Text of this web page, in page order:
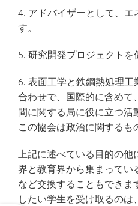
4. アドバイザーとして、エ
す。
5. 研究開発プロジェクトを
6. 表面工学と鉄鋼熱処理
合わせで、国際的に含めて
間に関する局に役に立つ活
この協会は政治に関するも
上記に述べている目的の
界と教育界から集まってい
など交換することもできま
したい学生を受け取るの